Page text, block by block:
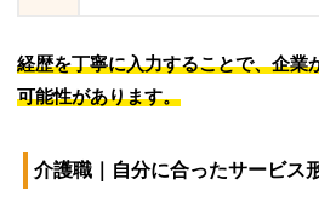
経歴を丁寧に入力することで、企業
可能性があります。
介護職｜自分に合ったサービス